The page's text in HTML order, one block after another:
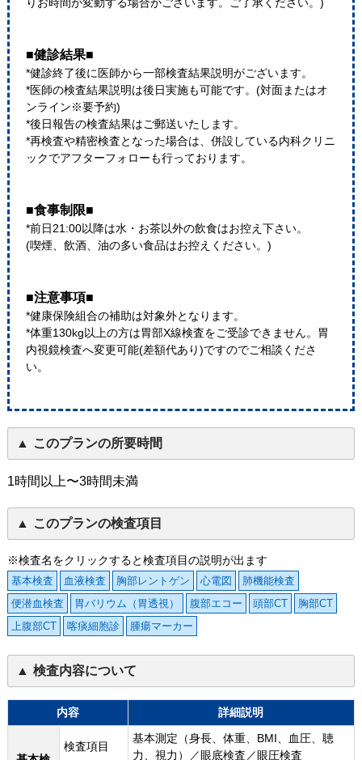
りお時間が変動する場合がございます。ご了承ください。)
■健診結果■
*健診終了後に医師から一部検査結果説明がございます。
*医師の検査結果説明は後日実施も可能です。(対面またはオ
ンライン※要予約)
*後日報告の検査結果はご郵送いたします。
*再検査や精密検査となった場合は、併設している内科クリニ
ックでアフターフォローも行っております。
■食事制限■
*前日21:00以降は水・お茶以外の飲食はお控え下さい。
(喫煙、飲酒、油の多い食品はお控えください。)
■注意事項■
*健康保険組合の補助は対象外となります。
*体重130kg以上の方は胃部X線検査をご受診できません。胃
内視鏡検査へ変更可能(差額代あり)ですのでご相談くださ
い。
このプランの所要時間
1時間以上〜3時間未満
このプランの検査項目
※検査名をクリックすると検査項目の説明が出ます
基本検査 血液検査 胸部レントゲン 心電図
肺機能検査
便潜血検査
胃バリウム（胃透視） 腹部エコー 頭部CT
胸部CT
上腹部CT
喀痰細胞診 腫瘍マーカー
検査内容について
内容 詳細説明
検査項目
基本測定（身長、体重、BMI、血圧、聴
力、視力）／眼底検査／眼圧検査